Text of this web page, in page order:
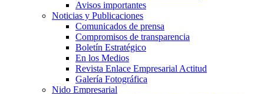
Avisos importantes
Noticias y Publicaciones
Comunicados de prensa
Compromisos de transparencia
Boletín Estratégico
En los Medios
Revista Enlace Empresarial Actitud
Galería Fotográfica
Nido Empresarial